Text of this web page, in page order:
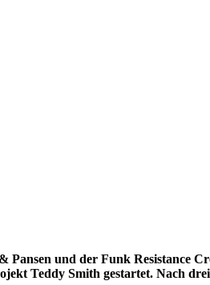
und der Funk Resistance
Teddy Smith gestartet. Nach